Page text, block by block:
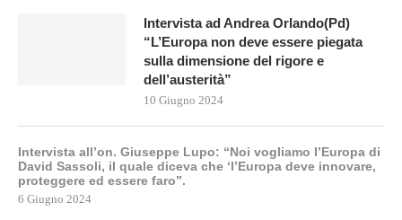
Intervista ad Andrea Orlando(Pd)
“L’Europa non deve essere piegata
sulla dimensione del rigore e
dell’austerità”
10 Giugno 2024
Intervista all’on. Giuseppe Lupo: “Noi vogliamo l’Europa di
David Sassoli, il quale diceva che ‘l’Europa deve innovare,
proteggere ed essere faro”.
6 Giugno 2024